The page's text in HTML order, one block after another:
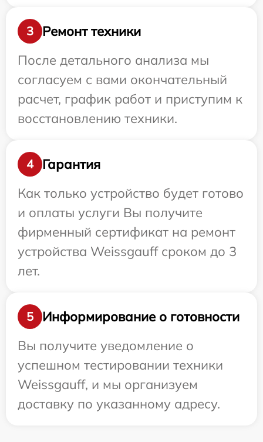
3
Ремонт техники
После детального анализа мы
согласуем с вами окончательный
расчет, график работ и приступим к
восстановлению техники.
4
Гарантия
Как только устройство будет готово
и оплаты услуги Вы получите
фирменный сертификат на ремонт
устройства Weissgauff сроком до 3
лет.
5
Информирование о готовности
Вы получите уведомление о
успешном тестировании техники
Weissgauff, и мы организуем
доставку по указанному адресу.